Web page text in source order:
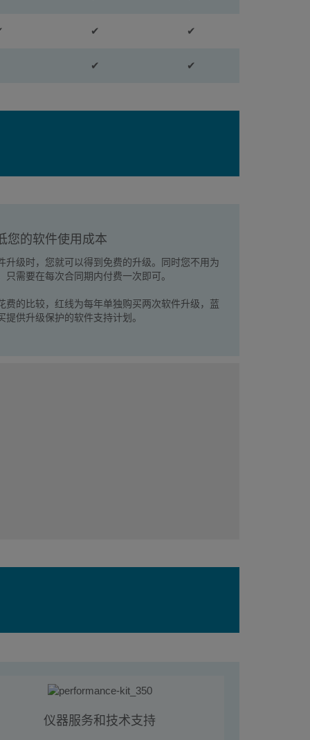
✔ ✔
✔ ✔
您的软件使用成本
升级时，您就可以得到免费的升级。同时您不用为
只需要在每次合同期内付费一次即可。
费的比较，红线为每年单独购买两次软件升级，蓝
提供升级保护的软件支持计划。
仪器服务和技术支持